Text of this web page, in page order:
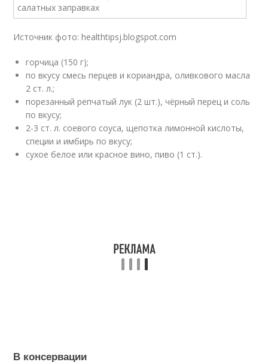
Источник фото: healthtipsj.blogspot.com
горчица (150 г);
по вкусу смесь перцев и кориандра, оливкового масла
2 ст. л.;
порезанный репчатый лук (2 шт.), чёрный перец и соль
по вкусу;
2-3 ст. л. соевого соуса, щепотка лимонной кислоты,
специи и имбирь по вкусу;
сухое белое или красное вино, пиво (1 ст.).
В консервации